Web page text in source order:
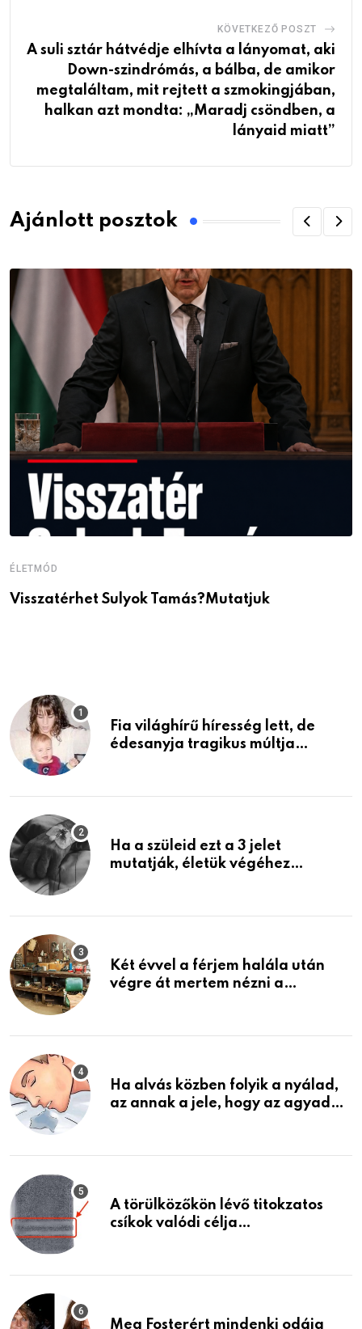
KÖVETKEZŐ POSZT
A suli sztár hátvédje elhívta a lányomat, aki
Down-szindrómás, a bálba, de amikor
megtaláltam, mit rejtett a szmokingjában,
halkan azt mondta: „Maradj csöndben, a
lányaid miatt”
Ajánlott posztok
ÉLETMÓD
Visszatérhet Sulyok Tamás?Mutatjuk
Fia világhírű híresség lett, de
édesanyja tragikus múltja
Ha a szüleid ezt a 3 jelet
mutatják, életük végéhez
Két évvel a férjem halála után
végre át mertem nézni a
életemet
Ha alvás közben folyik a nyálad,
az annak a jele, hogy az agyad…
A törülközőkön lévő titokzatos
csíkok valódi célja…
Meg Fosterért mindenki odáig